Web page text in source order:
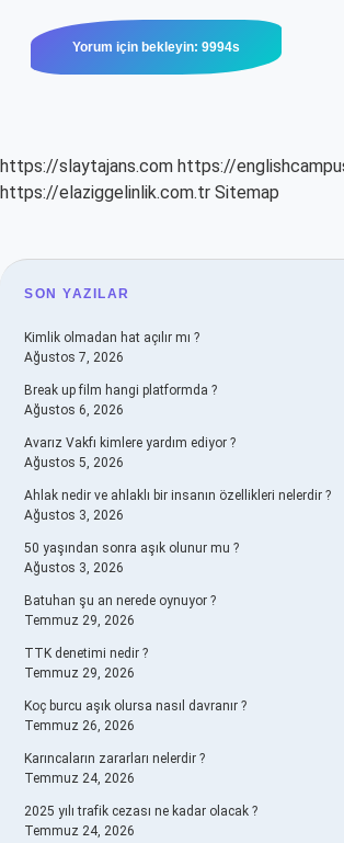
https://slaytajans.com https://
https://elaziggelinlik.com.tr Sitemap
SIDEBAR
SON YAZILAR
Kimlik olmadan hat açılır mı ?
Ağustos 7, 2026
Break up film hangi platformda ?
Ağustos 6, 2026
Avarız Vakfı kimlere yardım ediyor ?
Ağustos 5, 2026
Ahlak nedir ve ahlaklı bir insanın özellikleri nelerdir ?
Ağustos 3, 2026
50 yaşından sonra aşık olunur mu ?
Ağustos 3, 2026
Batuhan şu an nerede oynuyor ?
Temmuz 29, 2026
TTK denetimi nedir ?
Temmuz 29, 2026
Koç burcu aşık olursa nasıl davranır ?
Temmuz 26, 2026
Karıncaların zararları nelerdir ?
Temmuz 24, 2026
2025 yılı trafik cezası ne kadar olacak ?
Temmuz 24, 2026